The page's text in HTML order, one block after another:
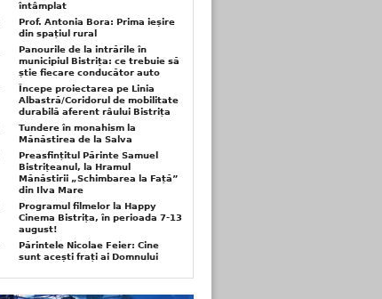
întâmplat
Prof. Antonia Bora: Prima ieșire
din spațiul rural
Panourile de la intrările în
municipiul Bistrița: ce trebuie să
știe fiecare conducător auto
Începe proiectarea pe Linia
Albastră/Coridorul de mobilitate
durabilă aferent râului Bistrița
Tundere în monahism la
Mănăstirea de la Salva
Preasfințitul Părinte Samuel
Bistrițeanul, la Hramul
Mănăstirii „Schimbarea la Față”
din Ilva Mare
Programul filmelor la Happy
Cinema Bistrița, în perioada 7-13
august!
Părintele Nicolae Feier: Cine
sunt acești frați ai Domnului